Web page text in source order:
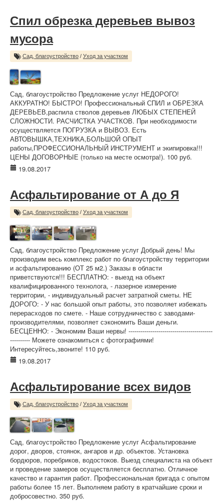
Спил обрезка деревьев вывоз
мусора
Сад, благоустройство / Уход за участком
Сад, благоустройство Предложение услуг НЕДОРОГО!
АККУРАТНО! БЫСТРО! Профессиональный СПИЛ и ОБРЕЗКА
ДЕРЕВЬЕВ,распила стволов деревьев ЛЮБЫХ СТЕПЕНЕЙ
СЛОЖНОСТИ. РАСЧИСТКА УЧАСТКОВ. При необходимости
осуществляется ПОГРУЗКА и ВЫВОЗ. Есть
АВТОВЫШКА,ТЕХНИКА,БОЛЬШОЙ ОПЫТ
работы,ПРОФЕССИОНАЛЬНЫЙ ИНСТРУМЕНТ и экипировка!!!
ЦЕНЫ ДОГОВОРНЫЕ (только на месте осмотра!). 100 руб.
19.08.2017
Асфальтирование от А до Я
Сад, благоустройство / Уход за участком
Сад, благоустройство Предложение услуг Добрый день! Мы
производим весь комплекс работ по благоустройству территории
и асфальтированию (ОТ 25 м2.) Заказы в области
приветствуются!!! БЕСПЛАТНО: - выезд на объект
квалифицированного технолога, - лазерное измерение
территории, - индивидуальный расчет затратной сметы. НЕ
ДОРОГО: - У нас большой опыт работы, это позволяет избежать
перерасходов по смете. - Наше сотрудничество с заводами-
производителями, позволяет сэкономить Ваши деньги.
БЕСЦЕННО: - Экономим Ваши нервы! ------------------------------------------
---------- Можете ознакомиться с фотографиями!
Интересуйтесь,звоните! 110 руб.
19.08.2017
Асфальтирование всех видов
Сад, благоустройство / Уход за участком
Сад, благоустройство Предложение услуг Асфальтирование
дорог, дворов, стоянок, ангаров и др. объектов. Установка
бордюров, поребриков, водостоков. Выезд специалиста на объект
и проведение замеров осуществляется бесплатно. Отличное
качество и гарантия работ. Профессиональная бригада с опытом
работы более 15 лет. Выполняем работу в кратчайшие сроки и
добросовестно. 350 руб.